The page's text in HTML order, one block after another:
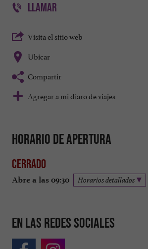
LLAMAR
Visita el sitio web
Ubicar
Compartir
Agregar a mi diaro de viajes
Horario de apertura
Cerrado
Abre a las 09:30 Horarios detallados
En las redes sociales